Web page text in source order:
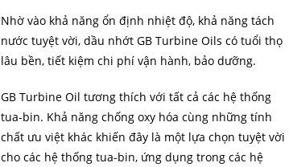
Nhờ vào khả năng ổn định nhiệt độ, khả năng tách
nước tuyệt vời, dầu nhớt GB Turbine Oils có tuổi thọ
lâu bền, tiết kiệm chi phí vận hành, bảo dưỡng.
GB Turbine Oil tương thích với tất cả các hệ thống
tua-bin. Khả năng chống oxy hóa cùng những tính
chất ưu việt khác khiến đây là một lựa chọn tuyệt vời
cho các hệ thống tua-bin, ứng dụng trong các hệ